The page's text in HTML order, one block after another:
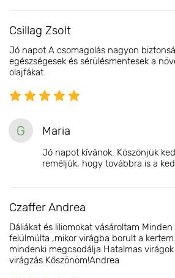
Csillag Zsolt
Jó napot.A csomagolás nagyon
egészségesek és sérülésmentesek a
olajfákat.
G Maria
Jó napot kívánok. Köszönjük
reméljük, hogy továbbra is a
Czaffer Andrea
Dáliákat és liliomokat vásároltam
felülmúlta ,mikor virágba borult a
mindenki megcsodálja.Hatalmas
virágzás.Kőszönöm!Andrea